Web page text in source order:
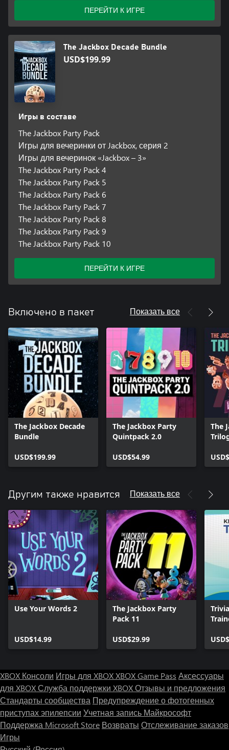
ПЕРЕЙТИ К ИГРЕ
The Jackbox Decade Bundle
USD$199.99
Игры в составе
The Jackbox Party Pack
Игры для вечеринки от Jackbox, серия 2
Игры для вечеринок «Jackbox – 3»
The Jackbox Party Pack 4
The Jackbox Party Pack 5
The Jackbox Party Pack 6
The Jackbox Party Pack 7
The Jackbox Party Pack 8
The Jackbox Party Pack 9
The Jackbox Party Pack 10
ПЕРЕЙТИ К ИГРЕ
Включено в пакет Показать все
The Jackbox Decade
Bundle
USD$199.99
The Jackbox Party
Quintpack 2.0
USD$54.99
The
Другим также нравится Показать все
Use Your Words 2
USD$14.99
The Jackbox Party
Pack 11
USD$29.99
XBOX Консоли Игры для XBOXXBOX Game Pass Аксессуары
для XBOXСлужба поддержки XBOXОтзывы и предложения
Стандарты сообщества Предупреждение о фотогенных
приступах эпилепсии Учетная запись Майкрософт
Поддержка Microsoft Store Возвраты Отслеживание заказов
Игры